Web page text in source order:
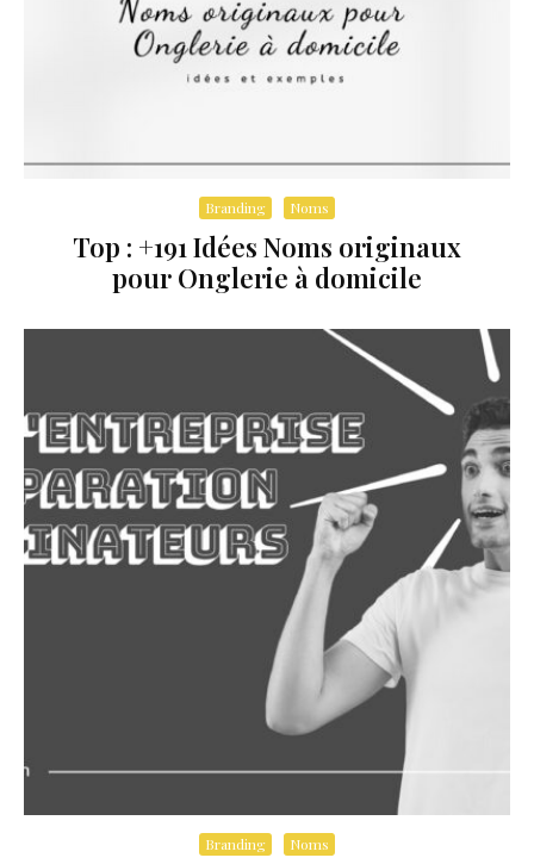
Branding Noms
Top : +191 Idées Noms originaux
pour Onglerie à domicile
Branding Noms